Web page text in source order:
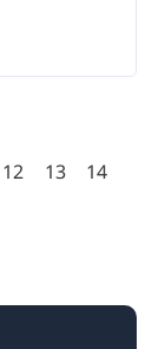
12 13
14